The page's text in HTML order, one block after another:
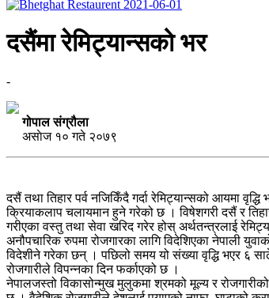
दसैंमा रेमिट्यान्सको भर
-
गोपाल संग्रौला
असाेज १० गते २०७९
दसैं तथा तिहार पर्व नजिकिँदै गर्दा रेमिट्यान्सको आयमा
क्रियाकलाप चलायमान हुने गरेको छ । विषेशगरी दसैं र
गरीएका वस्तु तथा सेवा खरिद गरेर होस् अर्थतन्त्रलाई
अनौपचारिक रुपमा रोजगारका लागि विदेशिएका नेपाली
विदेशीने गरेका छन् । पछिलो समय यो संख्या वृद्धि भएर ६
रोजगारीले विपन्नका दिन फर्काएको छ ।
नेपालजस्तो विकासोन्मुख मुलुकमा श्रमको मूल्य र